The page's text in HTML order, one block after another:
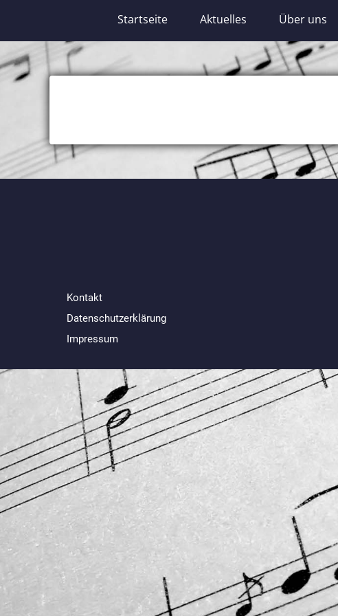
Startseite Aktuelles Über uns
Kontakt
Datenschutzerklärung
Impressum